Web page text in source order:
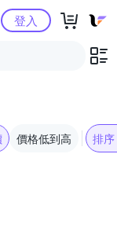
心
登入
價格低到高 排序